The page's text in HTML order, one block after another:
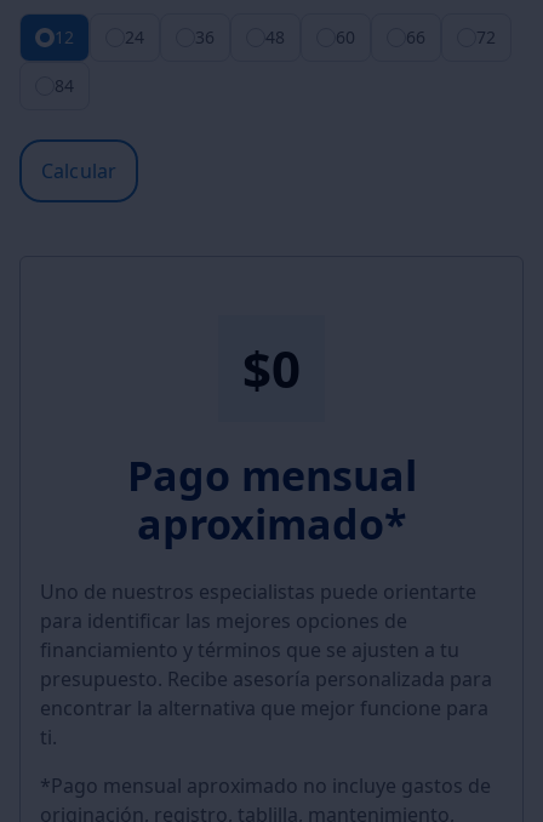
12 24 36 48 60 66 72
84
Calcular
$0
Pago mensual
aproximado*
Uno de nuestros especialistas puede orientarte
para identificar las mejores opciones de
financiamiento y términos que se ajusten a tu
presupuesto. Recibe asesoría personalizada para
encontrar la alternativa que mejor funcione para
ti.
*Pago mensual aproximado no incluye gastos de
originación, registro, tablilla, mantenimiento,